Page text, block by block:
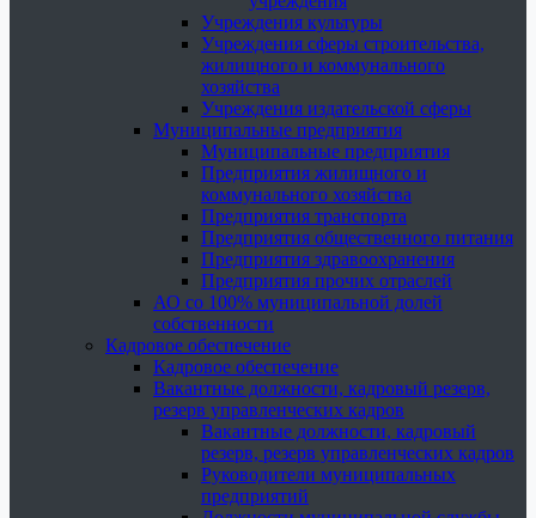
Учреждения культуры
Учреждения сферы строительства,
жилищного и коммунального
хозяйства
Учреждения издательской сферы
Муниципальные предприятия
Муниципальные предприятия
Предприятия жилищного и
коммунального хозяйства
Предприятия транспорта
Предприятия общественного питания
Предприятия здравоохранения
Предприятия прочих отраслей
АО со 100% муниципальной долей
собственности
Кадровое обеспечение
Кадровое обеспечение
Вакантные должности, кадровый резерв,
резерв управленческих кадров
Вакантные должности, кадровый
резерв, резерв управленческих кадров
Руководители муниципальных
предприятий